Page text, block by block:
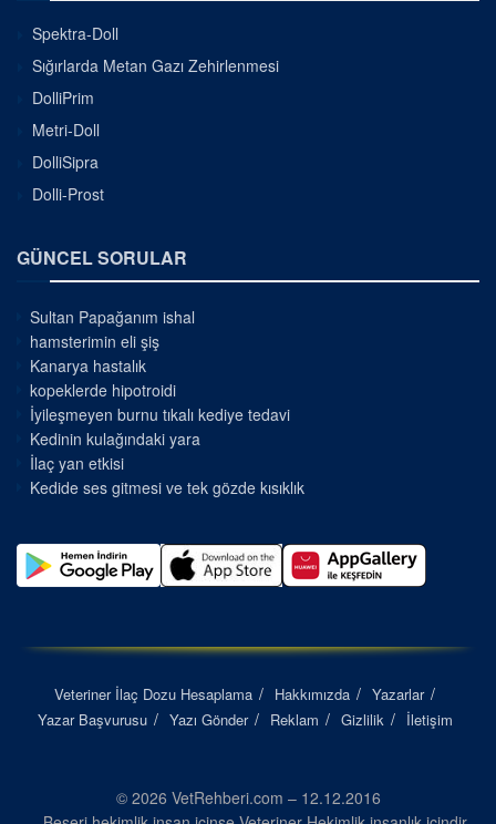
Spektra-Doll
Sığırlarda Metan Gazı Zehirlenmesi
DolliPrim
Metri-Doll
DolliSipra
Dolli-Prost
GÜNCEL SORULAR
Sultan Papağanım ishal
hamsterimin eli şiş
Kanarya hastalık
kopeklerde hipotroidi
İyileşmeyen burnu tıkalı kediye tedavi
Kedinin kulağındaki yara
İlaç yan etkisi
Kedide ses gitmesi ve tek gözde kısıklık
Veteriner İlaç Dozu Hesaplama Hakkımızda
Yazarlar
Yazar Başvurusu
Yazı Gönder Reklam Gizlilik İletişim
© 2026 VetRehberi.com – 12.12.2016